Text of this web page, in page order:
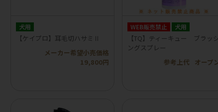
犬用
【ケイプロ】耳毛切ハサミⅡ
メーカー希望小売価格
19,800円
WEB販売禁止 犬用
【TQ】ティーキュー ブラッシ
ングスプレー
参考上代
オープ